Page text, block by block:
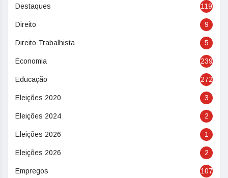
Destaques 119
Direito 9
Direito Trabalhista 5
Economia 239
Educação 272
Eleições 2020 3
Eleições 2024 2
Eleições 2026 1
Eleições 2026 2
Empregos 107